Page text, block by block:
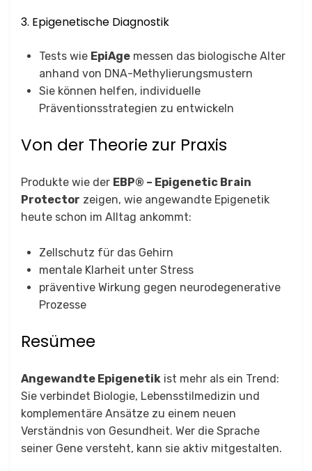
3. Epigenetische Diagnostik
Tests wie EpiAge messen das biologische Alter
anhand von DNA-Methylierungsmustern
Sie können helfen, individuelle
Präventionsstrategien zu entwickeln
Von der Theorie zur Praxis
Produkte wie der EBP® – Epigenetic Brain
Protector zeigen, wie angewandte Epigenetik
heute schon im Alltag ankommt:
Zellschutz für das Gehirn
mentale Klarheit unter Stress
präventive Wirkung gegen neurodegenerative
Prozesse
Resümee
Angewandte Epigenetik ist mehr als ein Trend:
Sie verbindet Biologie, Lebensstilmedizin und
komplementäre Ansätze zu einem neuen
Verständnis von Gesundheit. Wer die Sprache
seiner Gene versteht, kann sie aktiv mitgestalten.